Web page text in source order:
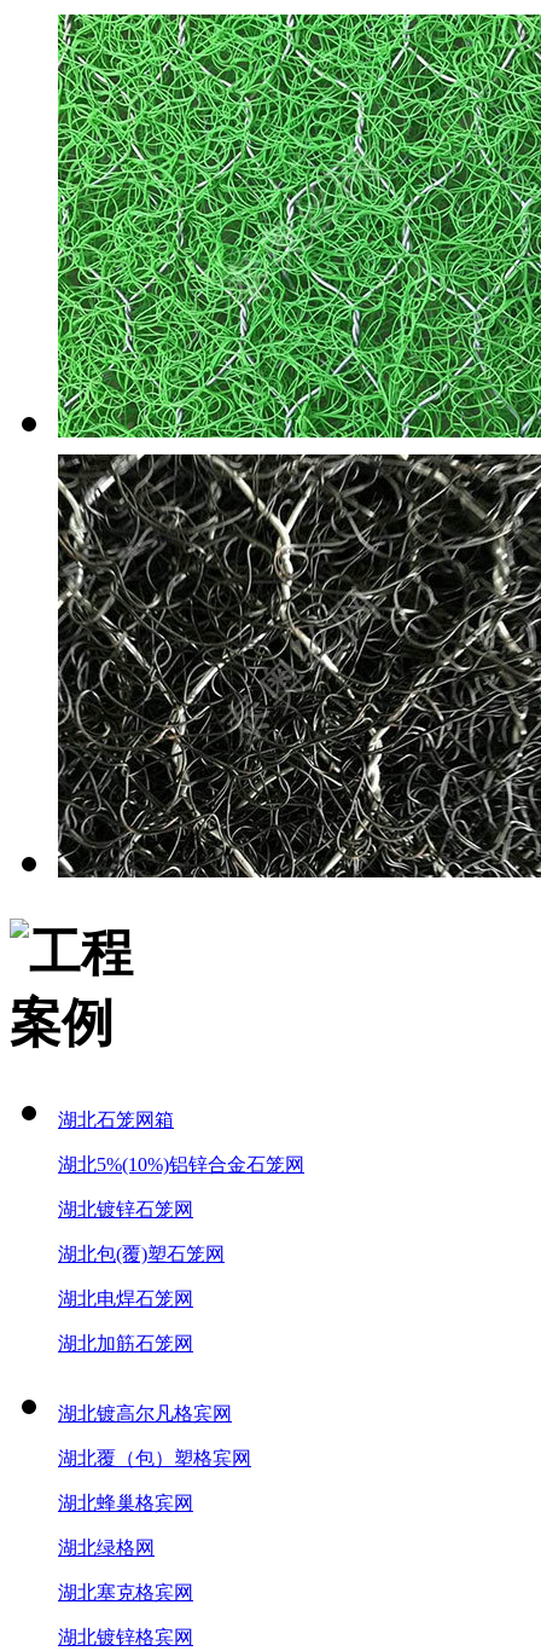
湖北石笼网箱
湖北5%(10%)铝锌合金石笼网
湖北镀锌石笼网
湖北包(覆)塑石笼网
湖北电焊石笼网
湖北加筋石笼网
湖北镀高尔凡格宾网
湖北覆（包）塑格宾网
湖北蜂巢格宾网
湖北绿格网
湖北塞克格宾网
湖北镀锌格宾网